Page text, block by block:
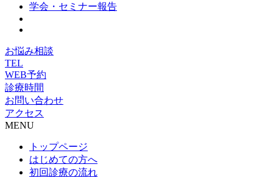
学会・セミナー報告
お悩み相談
TEL
WEB予約
診療時間
お問い合わせ
アクセス
MENU
トップページ
はじめての方へ
初回診療の流れ